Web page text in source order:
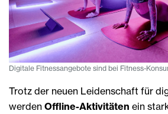
Digitale Fitnessangebote sind bei Fitness-
Trotz der neuen Leidenschaft für
werden Offline-Aktivitäten ein